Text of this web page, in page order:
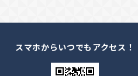
スマホからいつでもアクセス！